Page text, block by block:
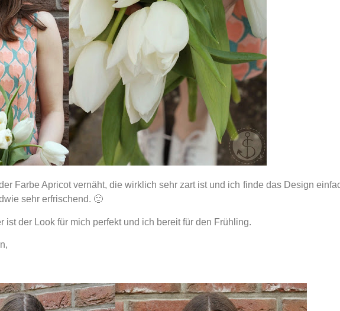
Farbe Apricot vernäht, die wirklich sehr zart ist und ich finde das Design
sehr erfrischend. 🙂
ist der Look für mich perfekt und ich bereit für den Frühling.